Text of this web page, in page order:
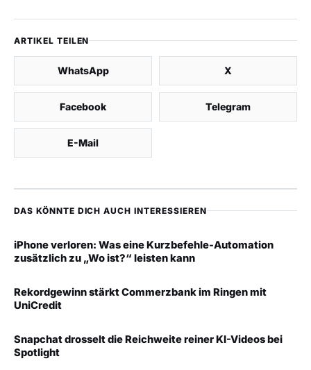
ARTIKEL TEILEN
WhatsApp X
Facebook Telegram
E-Mail
DAS KÖNNTE DICH AUCH INTERESSIEREN
iPhone verloren: Was eine Kurzbefehle-Automation
zusätzlich zu „Wo ist?“ leisten kann
Rekordgewinn stärkt Commerzbank im Ringen mit
UniCredit
Snapchat drosselt die Reichweite reiner KI-Videos bei
Spotlight